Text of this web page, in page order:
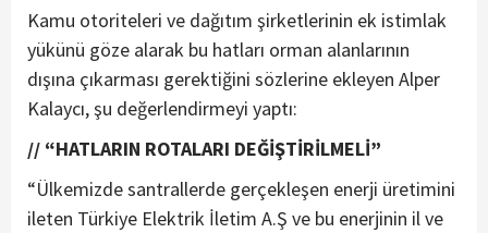
Kamu otoriteleri ve dağıtım şirketlerinin ek istimlak
yükünü göze alarak bu hatları orman alanlarının
dışına çıkarması gerektiğini sözlerine ekleyen Alper
Kalaycı, şu değerlendirmeyi yaptı:
// “HATLARIN ROTALARI DEĞİŞTİRİLMELİ”
“Ülkemizde santrallerde gerçekleşen enerji üretimini
ileten Türkiye Elektrik İletim A.Ş ve bu enerjinin il ve